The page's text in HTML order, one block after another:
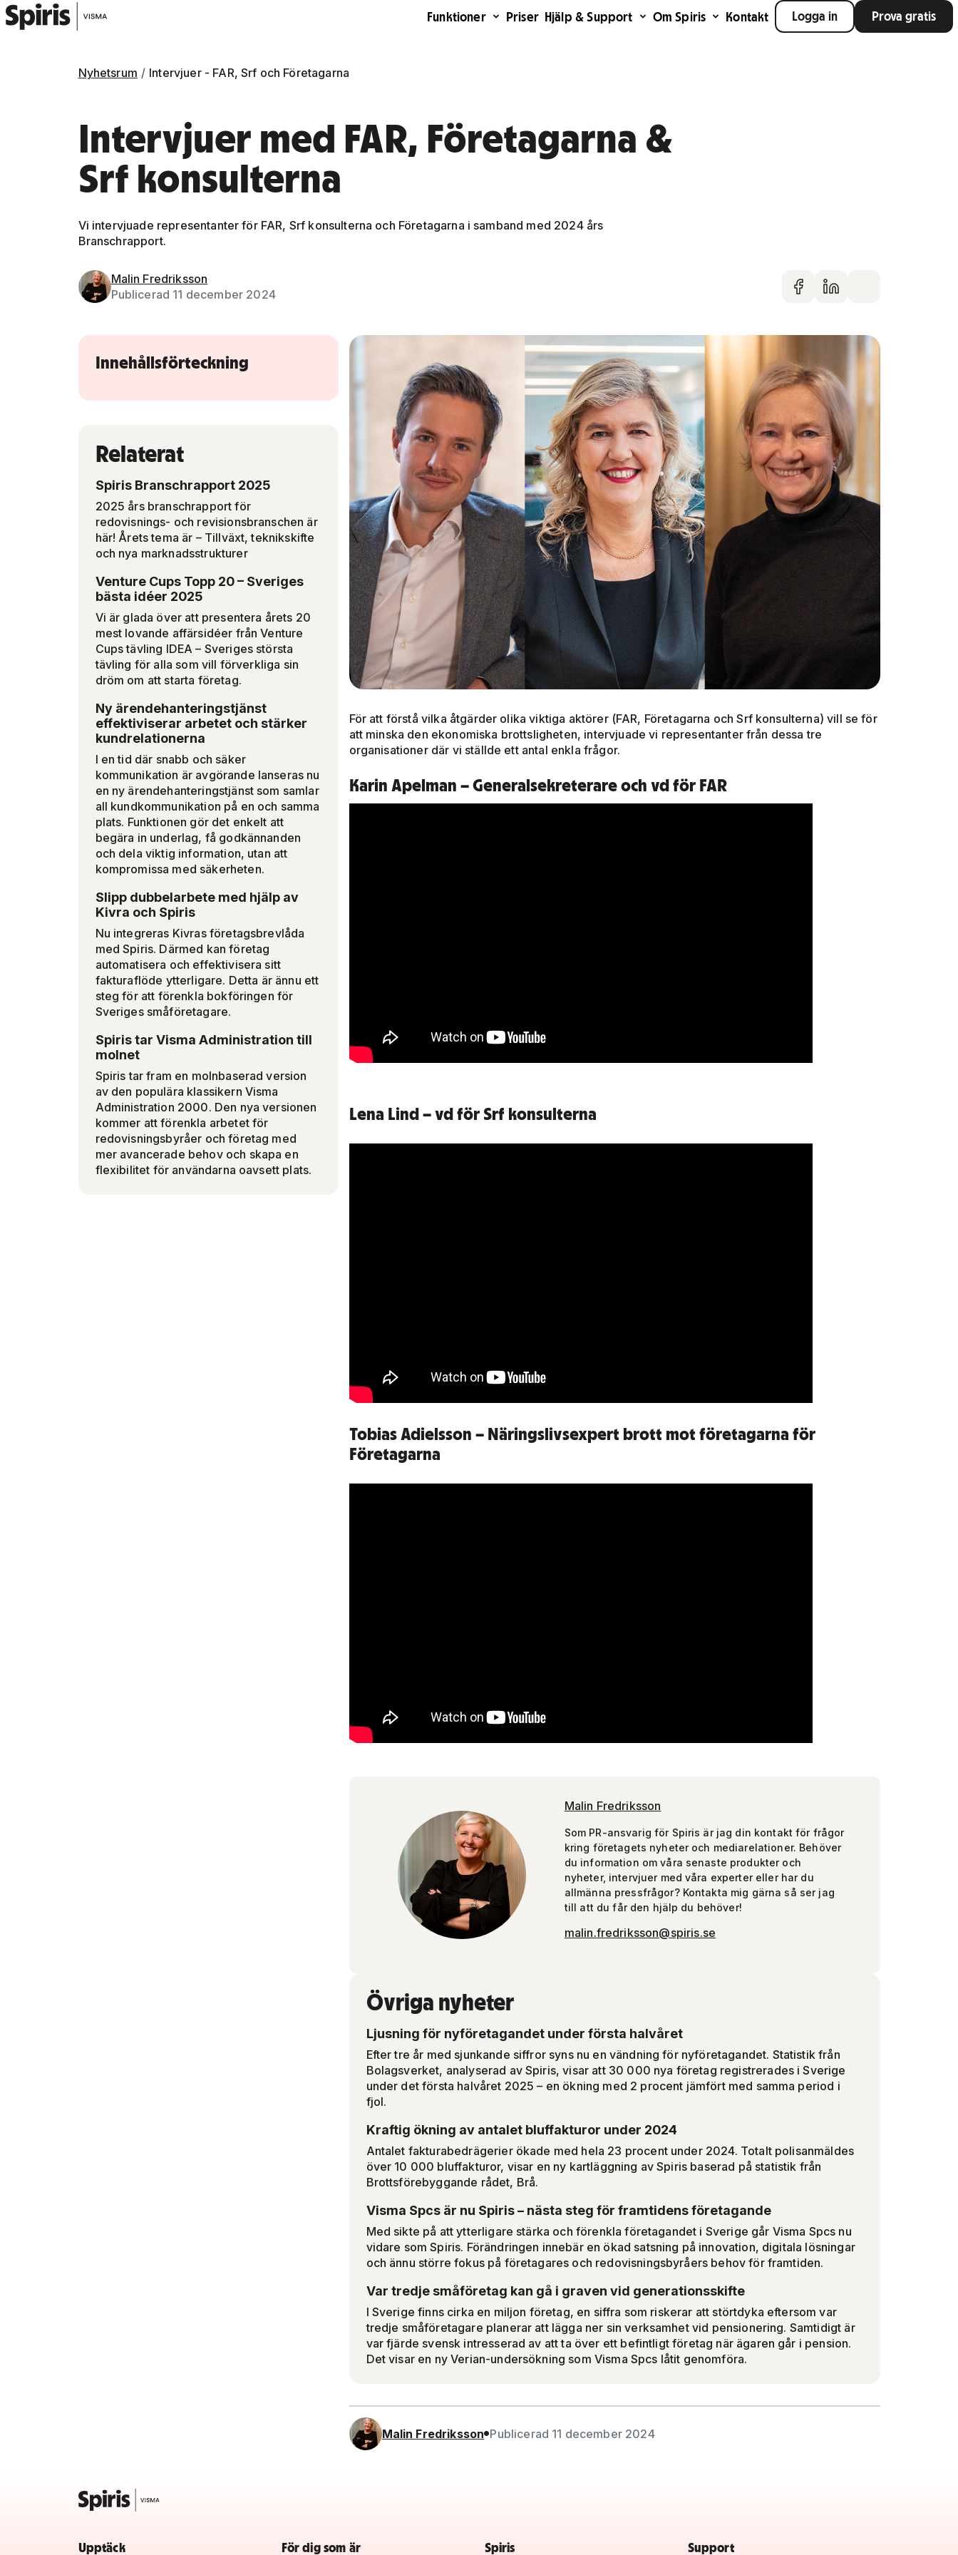
Funktioner Priser Hjälp & Support Om Spiris Kontakt Logga in Prova gratis
Nyhetsrum Intervjuer - FAR, Srf och Företagarna
Intervjuer med FAR, Företagarna &
Srf konsulterna
Vi intervjuade representanter för FAR, Srf konsulterna och Företagarna i samband med 2024 års
Branschrapport.
Malin Fredriksson
Publicerad 11 december 2024
Dela på
Dela på
Gå vidare till artikelns
Innehållsförteckning
Relaterat
Spiris Branschrapport 2025
2025 års branschrapport för
redovisnings- och revisionsbranschen är
här! Årets tema är – Tillväxt, teknikskifte
och nya marknadsstrukturer
Venture Cups Topp 20 – Sveriges
bästa idéer 2025
Vi är glada över att presentera årets 20
mest lovande affärsidéer från Venture
Cups tävling IDEA – Sveriges största
tävling för alla som vill förverkliga sin
dröm om att starta företag.
Ny ärendehanteringstjänst
effektiviserar arbetet och stärker
kundrelationerna
I en tid där snabb och säker
kommunikation är avgörande lanseras nu
en ny ärendehanteringstjänst som samlar
all kundkommunikation på en och samma
plats. Funktionen gör det enkelt att
begära in underlag, få godkännanden
och dela viktig information, utan att
kompromissa med säkerheten.
Slipp dubbelarbete med hjälp av
Kivra och Spiris
Nu integreras Kivras företagsbrevlåda
med Spiris. Därmed kan företag
automatisera och effektivisera sitt
fakturaflöde ytterligare. Detta är ännu ett
steg för att förenkla bokföringen för
Sveriges småföretagare.
Spiris tar Visma Administration till
molnet
Spiris tar fram en molnbaserad version
av den populära klassikern Visma
Administration 2000. Den nya versionen
kommer att förenkla arbetet för
redovisningsbyråer och företag med
mer avancerade behov och skapa en
flexibilitet för användarna oavsett plats.
För att förstå vilka åtgärder olika viktiga aktörer (FAR, Företagarna och Srf konsulterna) vill se för
att minska den ekonomiska brottsligheten, intervjuade vi representanter från dessa tre
organisationer där vi ställde ett antal enkla frågor.
Karin Apelman – Generalsekreterare och vd för FAR
Lena Lind – vd för Srf konsulterna
Tobias Adielsson – Näringslivsexpert brott mot företagarna för
Företagarna
Malin Fredriksson
Som PR-ansvarig för Spiris är jag din kontakt för frågor
kring företagets nyheter och mediarelationer. Behöver
du information om våra senaste produkter och
nyheter, intervjuer med våra experter eller har du
allmänna pressfrågor? Kontakta mig gärna så ser jag
till att du får den hjälp du behöver!
malin.fredriksson@spiris.se
Övriga nyheter
Ljusning för nyföretagandet under första halvåret
Efter tre år med sjunkande siffror syns nu en vändning för nyföretagandet. Statistik från
Bolagsverket, analyserad av Spiris, visar att 30 000 nya företag registrerades i Sverige
under det första halvåret 2025 – en ökning med 2 procent jämfört med samma period i
fjol.
Kraftig ökning av antalet bluffakturor under 2024
Antalet fakturabedrägerier ökade med hela 23 procent under 2024. Totalt polisanmäldes
över 10 000 bluffakturor, visar en ny kartläggning av Spiris baserad på statistik från
Brottsförebyggande rådet, Brå.
Visma Spcs är nu Spiris – nästa steg för framtidens företagande
Med sikte på att ytterligare stärka och förenkla företagandet i Sverige går Visma Spcs nu
vidare som Spiris. Förändringen innebär en ökad satsning på innovation, digitala lösningar
och ännu större fokus på företagares och redovisningsbyråers behov för framtiden.
Var tredje småföretag kan gå i graven vid generationsskifte
I Sverige finns cirka en miljon företag, en siffra som riskerar att störtdyka eftersom var
tredje småföretagare planerar att lägga ner sin verksamhet vid pensionering. Samtidigt är
var fjärde svensk intresserad av att ta över ett befintligt företag när ägaren går i pension.
Det visar en ny Verian-undersökning som Visma Spcs låtit genomföra.
Malin Fredriksson Publicerad 11 december 2024
Upptäck För dig som är Spiris Support